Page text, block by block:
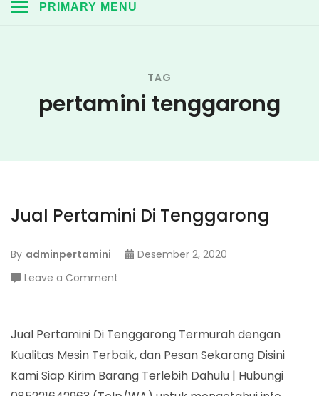
PRIMARY MENU
TAG
pertamini tenggarong
Jual Pertamini Di Tenggarong
By adminpertamini
Desember 2, 2020
Leave a Comment
Di
Tenggarong
Jual Pertamini Di Tenggarong Termurah dengan
Kualitas Mesin Terbaik, dan Pesan Sekarang Disini
Kami Siap Kirim Barang Terlebih Dahulu | Hubungi